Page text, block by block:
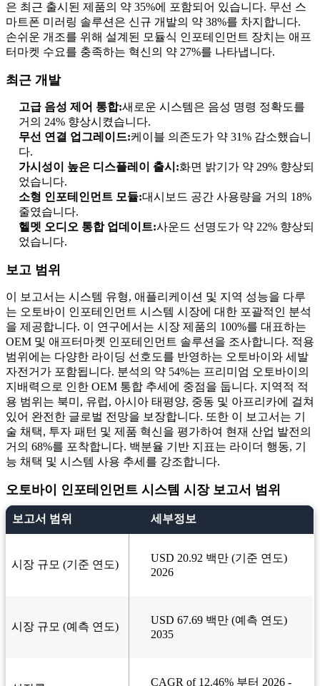
은 최근 출시된 제품의 약 35%에 포함되어 있습니다. 무선 스
마트폰 미러링 솔루션은 신규 개발의 약 38%를 차지합니다.
손쉬운 개조를 위해 설계된 모듈식 인포테인먼트 장치는 애프
터마켓 수요를 충족하는 혁신의 약 27%를 나타냅니다.
최근 개발
고급 음성 제어 통합:새로운 시스템은 음성 명령 정확도를
거의 24% 향상시켰습니다.
무선 연결 업그레이드:케이블 의존도가 약 31% 감소했습니
다.
가시성이 높은 디스플레이 출시:화면 밝기가 약 29% 향상되
었습니다.
소형 인포테인먼트 모듈:대시보드 공간 사용량을 거의 18%
줄였습니다.
헬멧 오디오 통합 업데이트:사운드 선명도가 약 22% 향상되
었습니다.
보고 범위
이 보고서는 시스템 유형, 애플리케이션 및 지역 성능을 다루
는 오토바이 인포테인먼트 시스템 시장에 대한 포괄적인 분석
을 제공합니다. 이 연구에서는 시장 제품의 100%를 대표하는
OEM 및 애프터마켓 인포테인먼트 솔루션을 조사합니다. 적용
범위에는 다양한 라이딩 선호도를 반영하는 오토바이와 세발
자전거가 포함됩니다. 분석의 약 54%는 프리미엄 오토바이의
지배력으로 인한 OEM 통합 추세에 중점을 둡니다. 지역적 적
용 범위는 북미, 유럽, 아시아 태평양, 중동 및 아프리카에 걸쳐
있어 완전한 글로벌 전망을 보장합니다. 또한 이 보고서는 기
술 채택, 투자 패턴 및 제품 혁신을 평가하여 현재 산업 발전의
거의 68%를 포착합니다. 백분율 기반 지표는 라이더 행동, 기
능 채택 및 시스템 사용 추세를 강조합니다.
오토바이 인포테인먼트 시스템 시장 보고서 범위
보고서 범위 세부정보
시장 규모 (기준 연도)
USD 20.92 백만 (기준 연도)
2026
시장 규모 (예측 연도)
USD 67.69 백만 (예측 연도)
2035
CAGR of 12.46% 부터 2026 -